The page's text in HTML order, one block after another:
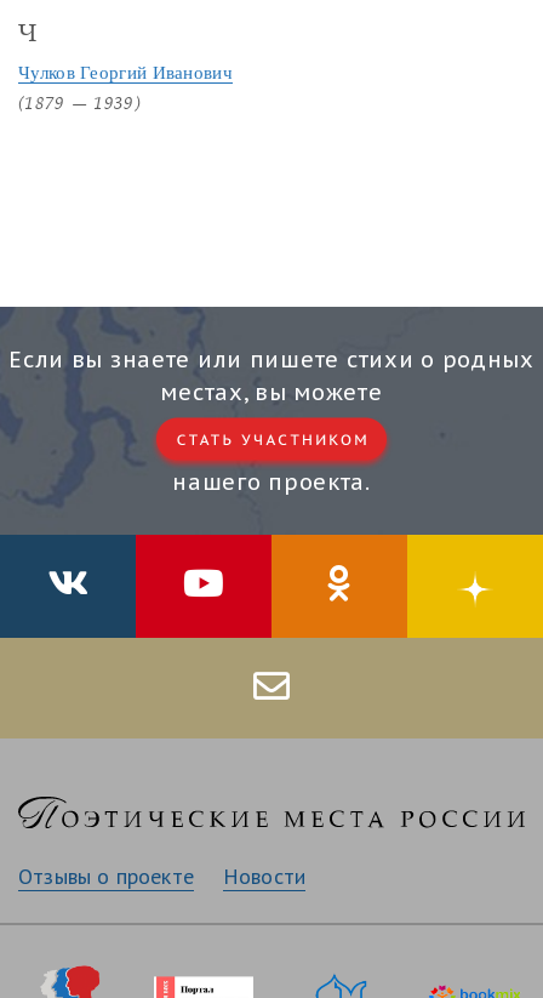
Ч
Чулков Георгий Иванович
(1879 — 1939)
Если вы знаете или пишете стихи о родных
местах, вы можете
нашего проекта.
Отзывы о проекте Новости